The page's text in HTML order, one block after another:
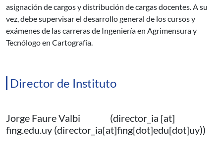
asignación de cargos y distribución de cargas docentes. A su
vez, debe supervisar el desarrollo general de los cursos y
exámenes de las carreras de Ingeniería en Agrimensura y
Tecnólogo en Cartografía.
Director de Instituto
Jorge Faure Valbi (director_ia [at]
fing.edu.uy (director_ia[at]fing[dot]edu[dot]uy))